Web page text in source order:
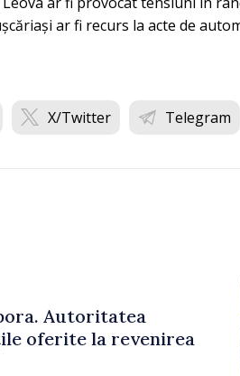
ar fi recurs la acte de
X/Twitter Telegram
Autoritatea
oferite la revenirea